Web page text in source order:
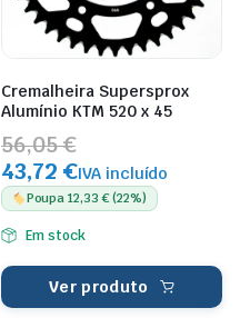
Cremalheira Supersprox
Alumínio KTM 520 x 45
56,05 €
43,72 €IVA incluído
Poupa 12,33 € (22%)
Em stock
Ver produto